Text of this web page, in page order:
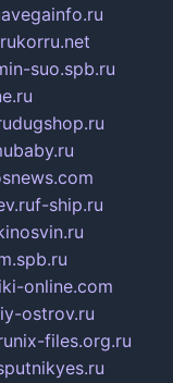
avegainfo.ru
korru.net
suo.spb.ru
dugshop.ru
f-ship.ru
online.com
ostrov.ru
nix-files.org.ru